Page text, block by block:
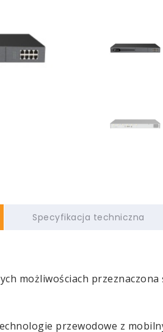
Specyfikacja techniczna
możliwościach
przewodowe z